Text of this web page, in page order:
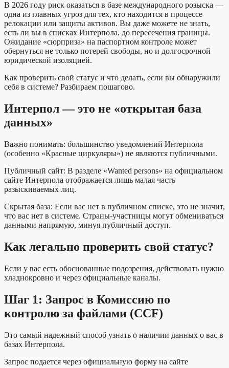
В 2026 году риск оказаться в базе международного розыска —
одна из главных угроз для тех, кто находится в процессе
релокации или защиты активов. Вы даже можете не знать,
есть ли вы в списках Интерпола, до пересечения границы.
Ожидание «сюрприза» на паспортном контроле может
обернуться не только потерей свободы, но и долгосрочной
юридической изоляцией.
Как проверить свой статус и что делать, если вы обнаружили
себя в системе? Разбираем пошагово.
Интерпол — это не «открытая база
данных»
Важно понимать: большинство уведомлений Интерпола
(особенно «Красные циркуляры») не являются публичными.
Публичный сайт: В разделе «Wanted persons» на официальном
сайте Интерпола отображается лишь малая часть
разыскиваемых лиц.
Скрытая база: Если вас нет в публичном списке, это не значит,
что вас нет в системе. Страны-участницы могут обмениваться
данными напрямую, минуя публичный доступ.
Как легально проверить свой статус?
Если у вас есть обоснованные подозрения, действовать нужно
хладнокровно и через официальные каналы.
Шаг 1: Запрос в Комиссию по
контролю за файлами (CCF)
Это самый надежный способ узнать о наличии данных о вас в
базах Интерпола.
Запрос подается через официальную форму на сайте